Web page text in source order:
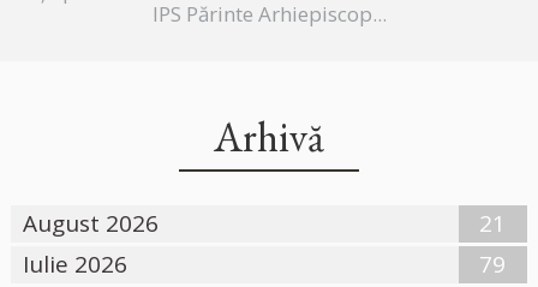
IPS Părinte Arhiepiscop...
Arhivă
August 2026
21
Iulie 2026
79